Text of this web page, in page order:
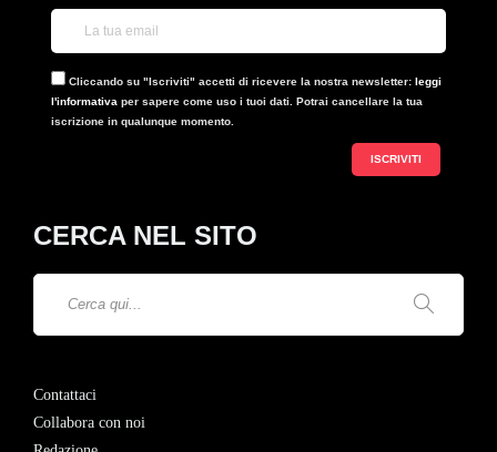
Cliccando su "Iscriviti" accetti di ricevere la nostra newsletter: leggi
l'informativa per sapere come uso i tuoi dati. Potrai cancellare la tua
iscrizione in qualunque momento.
CERCA NEL SITO
Contattaci
Collabora con noi